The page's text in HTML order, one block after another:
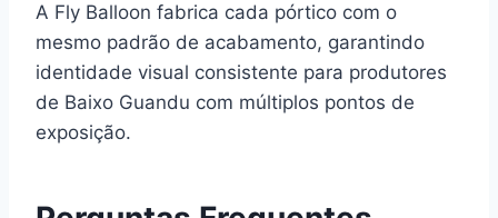
A Fly Balloon fabrica cada pórtico com o
mesmo padrão de acabamento, garantindo
identidade visual consistente para produtores
de Baixo Guandu com múltiplos pontos de
exposição.